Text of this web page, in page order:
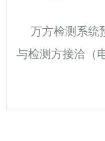
万方检测系统
与检测方接洽（